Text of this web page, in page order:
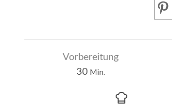
Vorbereitung
30 Minuten
Min.